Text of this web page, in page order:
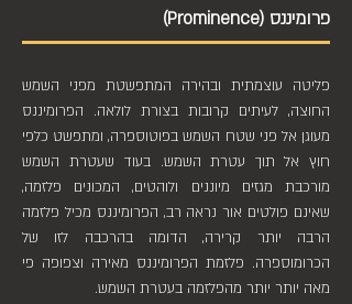
פרומיננס (Prominence)
פליטה עוצמתית ובהירה המתפשטת מפני השמש
החוצה, לעיתים קרובות בצורת לולאה. הפרומיננס
מעוגן אל פני שטח השמש בפוטוספרה, ומתפשט כלפי
חוץ אל תוך עטרת השמש. בעוד שעטרת השמש
מורכבת מגזים מיוננים ולוהטים, המכונים פלזמה,
שאינם פולטים אור נראה רב, הפרומיננס מכיל פלזמה
הרבה יותר קרירה, הדומה בהרכבה לזו של
הכרומוספרה. פלזמת הפרומיננס מאירה וצפופה פי
מאה יותר יותר מהפלזמה בעטרת השמש.